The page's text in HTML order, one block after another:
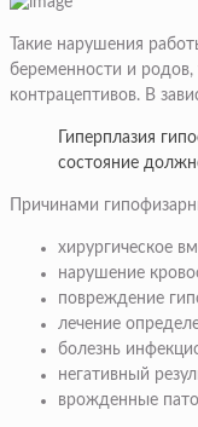
Такие нарушения
беременности и
контрацептивов. В
Гиперплазия
состояние
Причинами
хирургическое
нарушение
повреждение
лечение
болезнь
негативный
врожденные